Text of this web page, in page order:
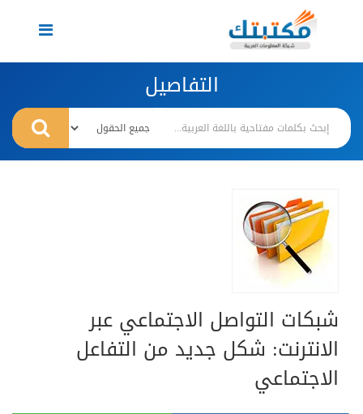
Toggle
navigation
التفاصيل
شبكات التواصل الاجتماعي عبر
الانترنت: شكل جديد من التفاعل
الاجتماعي